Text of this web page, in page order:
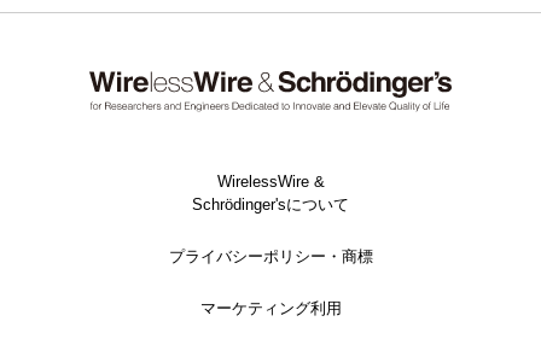
WirelessWire &
Schrödinger'sについて
プライバシーポリシー・商標
マーケティング利用